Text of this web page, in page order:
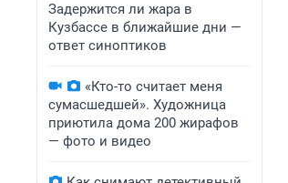
Задержится ли жара в
Кузбассе в ближайшие дни —
ответ синоптиков
«Кто-то считает меня
сумасшедшей». Художница
приютила дома 200 жирафов
— фото и видео